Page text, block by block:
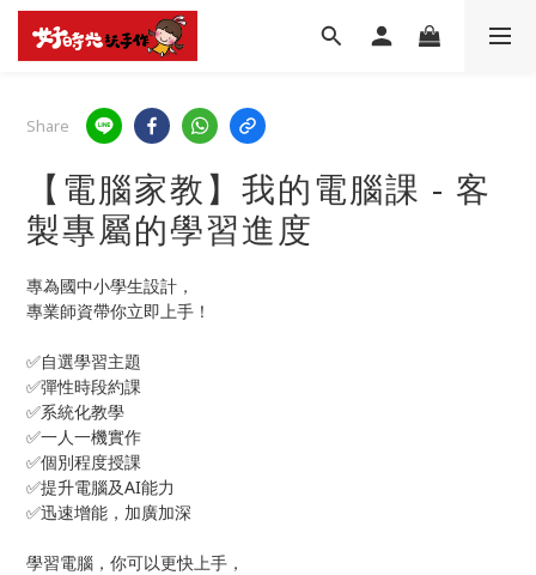
Share
【電腦家教】我的電腦課 - 客
製專屬的學習進度
專為國中小學生設計，
專業師資帶你立即上手！
✅自選學習主題
✅彈性時段約課
✅系統化教學
✅一人一機實作
✅個別程度授課
✅提升電腦及AI能力
✅迅速增能，加廣加深
學習電腦，你可以更快上手，